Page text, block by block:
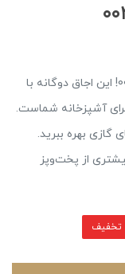
تجربه آشپزی حرفه‌ای با اجاق برقی و گازی 0027! این اجاق دوگانه با
آشپزخانه شماست.
بهره ببرید.
از پخت‌وپز